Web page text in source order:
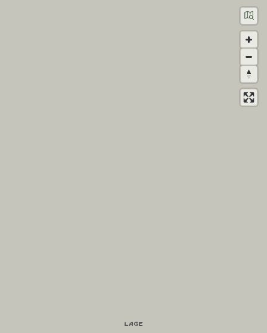
Lage